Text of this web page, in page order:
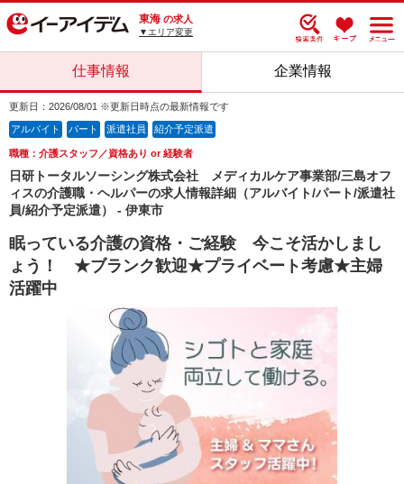
東海 の求人
▼エリア変更
仕事情報 企業情報
更新日：2026/08/01 ※更新日時点の最新情報です
アルバイト パート 派遣社員 紹介予定派遣
職種：介護スタッフ／資格あり or 経験者
日研トータルソーシング株式会社 メディカルケア事業部/三島オフ
ィスの介護職・ヘルパーの求人情報詳細（アルバイト/パート/派遣社
員/紹介予定派遣） - 伊東市
眠っている介護の資格・ご経験 今こそ活かしまし
ょう！ ★ブランク歓迎★プライベート考慮★主婦
活躍中